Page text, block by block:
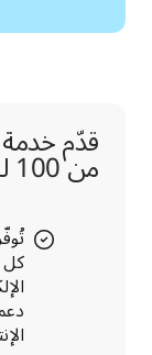
قدّم خدمة
من 100 لغة
كل